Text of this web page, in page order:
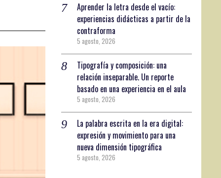
Aprender la letra desde el vacío:
experiencias didácticas a partir de la
contraforma
5 agosto, 2026
Tipografía y composición: una
relación inseparable. Un reporte
basado en una experiencia en el aula
5 agosto, 2026
La palabra escrita en la era digital:
expresión y movimiento para una
nueva dimensión tipográfica
5 agosto, 2026